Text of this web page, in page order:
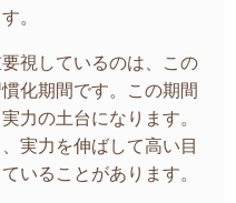
。
視しているのは、この
化期間です。この期間
力の土台になります。
実力を伸ばして高い目
いることがあります。